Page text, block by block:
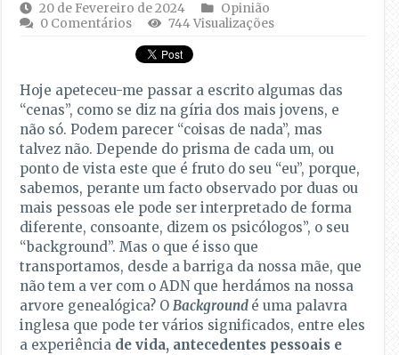
20 de Fevereiro de 2024
Opinião
0 Comentários
744 Visualizações
Hoje apeteceu-me passar a escrito algumas das
“cenas”, como se diz na gíria dos mais jovens, e
não só. Podem parecer “coisas de nada”, mas
talvez não. Depende do prisma de cada um, ou
ponto de vista este que é fruto do seu “eu”, porque,
sabemos, perante um facto observado por duas ou
mais pessoas ele pode ser interpretado de forma
diferente, consoante, dizem os psicólogos”, o seu
“background”. Mas o que é isso que
transportamos, desde a barriga da nossa mãe, que
não tem a ver com o ADN que herdámos na nossa
arvore genealógica? OBackground é uma palavra
inglesa que pode ter vários significados, entre eles
a experiência de vida, antecedentes pessoais e